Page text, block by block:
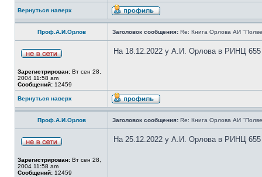
Вернуться наверх
Проф.А.И.Орлов Заголовок сообщения: Re: Книга Орлова АИ
Зарегистрирован: Вт сен 28,
2004 11:58 am
Сообщений: 12459
На 18.12.2022 у А.И. Орлова в РИНЦ 655
Вернуться наверх
Проф.А.И.Орлов Заголовок сообщения: Re: Книга Орлова АИ
Зарегистрирован: Вт сен 28,
2004 11:58 am
Сообщений: 12459
На 25.12.2022 у А.И. Орлова в РИНЦ 655